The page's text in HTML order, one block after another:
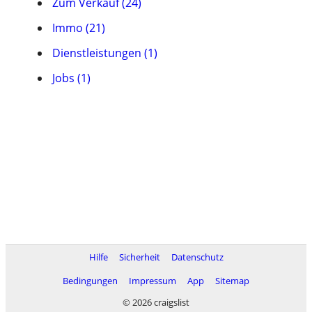
Immo (21)
Dienstleistungen (1)
Jobs (1)
Hilfe Sicherheit
Datenschutz
Bedingungen
Impressum App
Sitemap
© 2026 craigslist